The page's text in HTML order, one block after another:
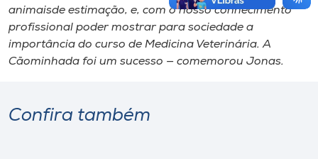
animaisde estimação, e, com o nosso conhecimento
profissional poder mostrar para sociedade a
importância do curso de Medicina Veterinária. A
Cãominhada foi um sucesso — comemorou Jonas.
Confira também